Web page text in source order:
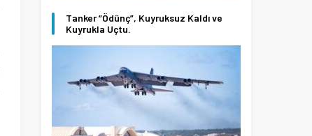
Tanker “Ödünç”, Kuyruksuz Kaldı ve
Kuyrukla Uçtu.